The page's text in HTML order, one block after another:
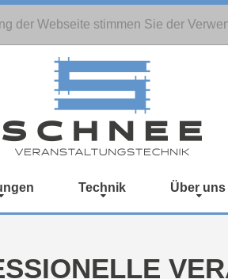
der Webseite stimmen Sie der
Technik Über uns